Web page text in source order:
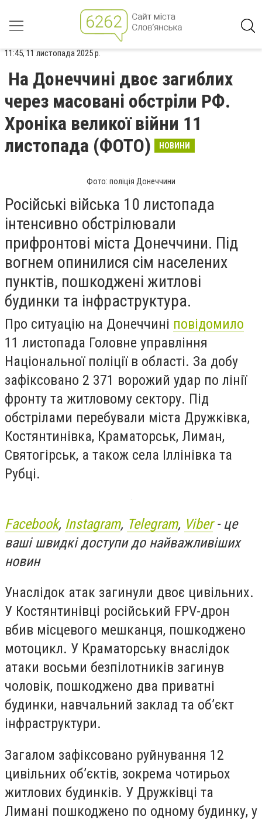
11:45, 11 листопада 2025 р.
На Донеччині двоє загиблих
через масовані обстріли РФ.
Хроніка великої війни 11
листопада (ФОТО)
НОВИНИ
Фото: поліція Донеччини
Російські війська 10 листопада
інтенсивно обстрілювали
прифронтові міста Донеччини. Під
вогнем опинилися сім населених
пунктів, пошкоджені житлові
будинки та інфраструктура.
Про ситуацію на Донеччині повідомило
11 листопада Головне управління
Національної поліції в області. За добу
зафіксовано 2 371 ворожий удар по лінії
фронту та житловому сектору. Під
обстрілами перебували міста Дружківка,
Костянтинівка, Краматорськ, Лиман,
Святогірськ, а також села Іллінівка та
Рубці.
Facebook, Instagram, Telegram, Viber- це
ваші швидкі доступи до найважливіших
новин
Унаслідок атак загинули двоє цивільних.
У Костянтинівці російський FPV-дрон
вбив місцевого мешканця, пошкоджено
мотоцикл. У Краматорську внаслідок
атаки восьми безпілотників загинув
чоловік, пошкоджено два приватні
будинки, навчальний заклад та об’єкт
інфраструктури.
Загалом зафіксовано руйнування 12
цивільних об’єктів, зокрема чотирьох
житлових будинків. У Дружківці та
Лимані пошкоджено по одному будинку, у